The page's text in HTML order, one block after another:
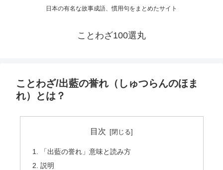
日本の有名な故事成語、慣用句をまとめたサイト
ことわざ100選丸
ことわざ/出藍の誉れ（しゅつらんのほま
れ）とは？
目次
「出藍の誉れ」意味と読み方
説明